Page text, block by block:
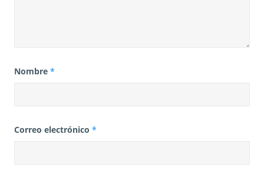
Nombre *
Correo electrónico *